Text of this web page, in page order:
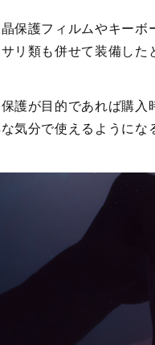
保護フィルムやキー
リ類も併せて装備した
保護が目的であれば購
気分で使えるようにな